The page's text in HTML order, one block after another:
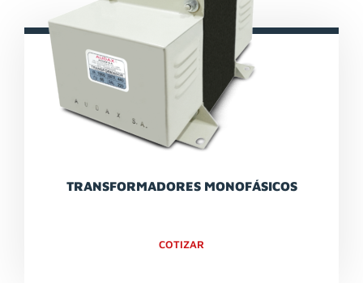
TRANSFORMADORES MONOFÁSICOS
COTIZAR